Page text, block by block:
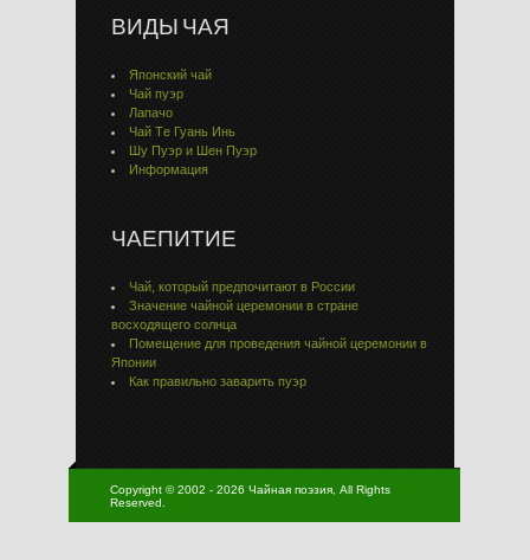
ВИДЫ ЧАЯ
Японский чай
Чай пуэр
Лапачо
Чай Тe Гуaнь Инь
Шу Пуэр и Шен Пуэр
Информация
ЧАЕПИТИЕ
Чай, который предпочитают в России
Значение чайной церемонии в стране
восходящего солнца
Помещение для проведения чайной церемонии в
Японии
Как правильно заварить пуэр
Copyright © 2002 - 2026 Чайная поэзия, All Rights
Reserved.